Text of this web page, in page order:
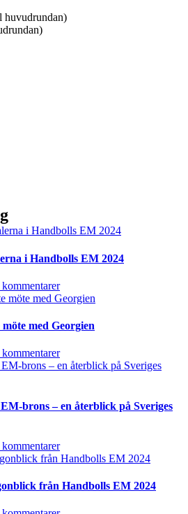
huvudrundan)
i Handbolls EM 2024
kommentarer
med Georgien
kommentarer
brons – en återblick på Sveriges
kommentarer
från Handbolls EM 2024